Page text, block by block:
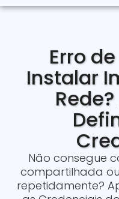
Erro
Instalar
Não consegue
compartilhada
repetidamente?